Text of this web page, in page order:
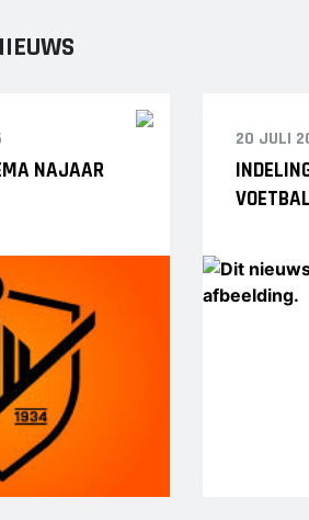
6-jarigen
Heren 1
NAJAAR
20 JULI